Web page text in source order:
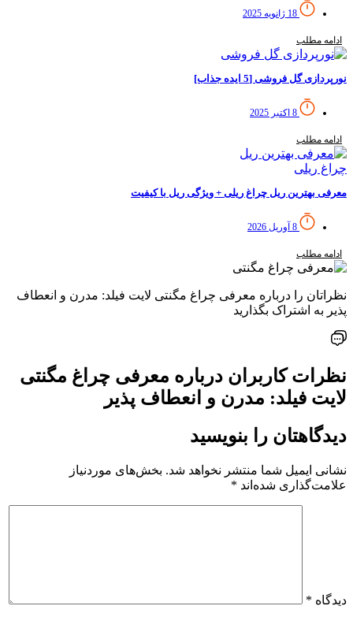
18 ژانویه 2025
ادامه مطلب
نورپردازی گل فروشی [5 ایده جذاب]
8 اکتبر 2025
ادامه مطلب
معرفی بهترین ریل چراغ ریلی + ویژگی ریل با کیفیت
8 آوریل 2026
ادامه مطلب
نظراتان را درباره ‌معرفی چراغ مگنتی لایت فیلد: مدرن و انعطاف
پذیر به اشتراک بگذارید
نظرات کاربران درباره ‌معرفی چراغ مگنتی
لایت فیلد: مدرن و انعطاف پذیر
دیدگاهتان را بنویسید
نشانی ایمیل شما منتشر نخواهد شد. بخش‌های موردنیاز
علامت‌گذاری شده‌اند *
دیدگاه *